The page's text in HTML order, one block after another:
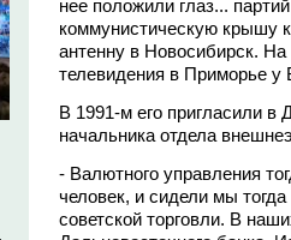
нее положили глаз...
коммунистическую крышу
антенну в Новосибирск. На
телевидения в Приморье у
В 1991-м его пригласили в
начальника отдела
- Валютного управления
человек, и сидели мы
советской торговли. В